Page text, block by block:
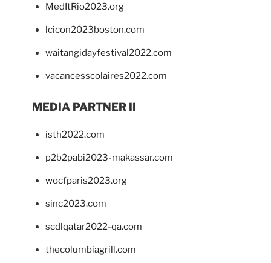
MedItRio2023.org
lcicon2023boston.com
waitangidayfestival2022.com
vacancesscolaires2022.com
MEDIA PARTNER II
isth2022.com
p2b2pabi2023-makassar.com
wocfparis2023.org
sinc2023.com
scdlqatar2022-qa.com
thecolumbiagrill.com